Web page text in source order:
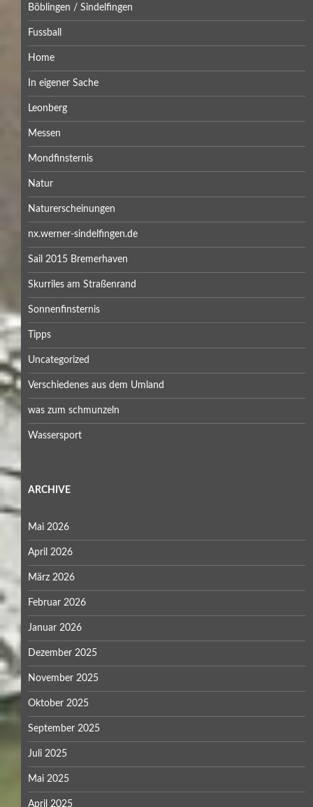
Böblingen / Sindelfingen
Fussball
Home
In eigener Sache
Leonberg
Messen
Mondfinsternis
Natur
Naturerscheinungen
nx.werner-sindelfingen.de
Sail 2015 Bremerhaven
Skurriles am Straßenrand
Sonnenfinsternis
Tipps
Uncategorized
Verschiedenes aus dem Umland
was zum schmunzeln
Wassersport
ARCHIVE
Mai 2026
April 2026
März 2026
Februar 2026
Januar 2026
Dezember 2025
November 2025
Oktober 2025
September 2025
Juli 2025
Mai 2025
April 2025